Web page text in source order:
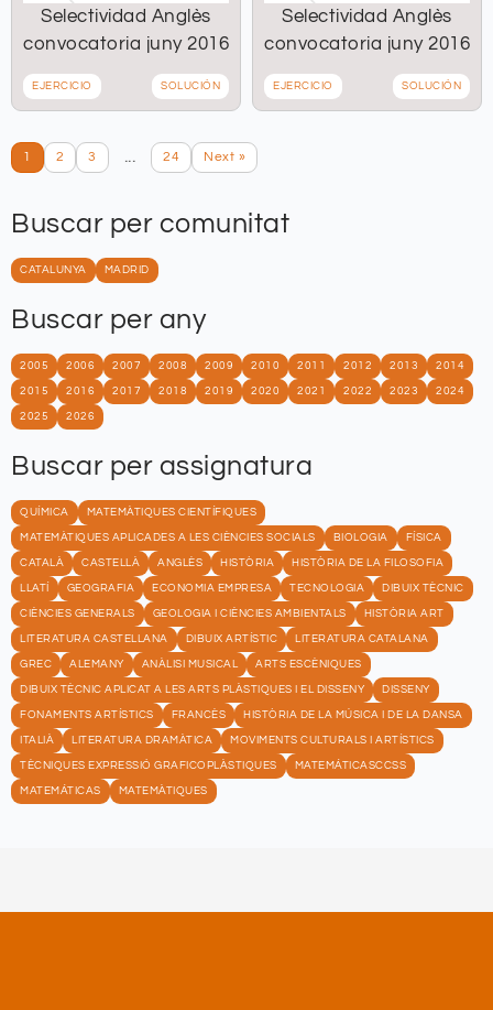
Selectividad Anglès
convocatoria juny 2016
EJERCICIO SOLUCIÓN
Selectividad Anglès
convocatoria juny 2016
EJERCICIO SOLUCIÓN
1 2 3 ... 24 Next »
Buscar per comunitat
CATALUNYA MADRID
Buscar per any
2005 2006 2007 2008 2009 2010 2011 2012 2013 2014
2015 2016 2017 2018 2019 2020 2021 2022 2023 2024
2025 2026
Buscar per assignatura
QUÍMICA MATEMÀTIQUES CIENTÍFIQUES
MATEMÀTIQUES APLICADES A LES CIÈNCIES SOCIALS BIOLOGIA FÍSICA
CATALÀ CASTELLÀ ANGLÈS HISTÒRIA HISTÒRIA DE LA FILOSOFIA
LLATÍ GEOGRAFIA ECONOMIA EMPRESA TECNOLOGIA DIBUIX TÈCNIC
CIÈNCIES GENERALS GEOLOGIA I CIÈNCIES AMBIENTALS HISTÒRIA ART
LITERATURA CASTELLANA DIBUIX ARTÍSTIC LITERATURA CATALANA
GREC ALEMANY ANÀLISI MUSICAL ARTS ESCÈNIQUES
DIBUIX TÈCNIC APLICAT A LES ARTS PLÀSTIQUES I EL DISSENY DISSENY
FONAMENTS ARTÍSTICS FRANCÈS HISTÒRIA DE LA MÚSICA I DE LA DANSA
ITALIÀ LITERATURA DRAMÀTICA MOVIMENTS CULTURALS I ARTÍSTICS
TÈCNIQUES EXPRESSIÓ GRAFICOPLÀSTIQUES MATEMÁTICASCCSS
MATEMÁTICAS MATEMÀTIQUES